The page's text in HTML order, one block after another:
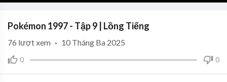
Pokémon 1997 - Tập 9 | Lồng Tiếng
0 0
76 lượt xem · 10 Tháng Ba 2025